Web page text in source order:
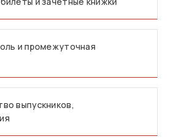
и промежуточная
выпускников,